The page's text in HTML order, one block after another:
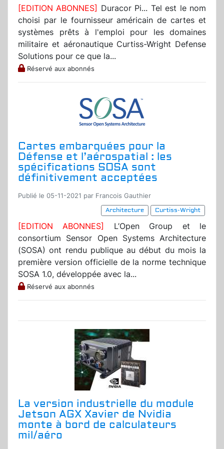
[EDITION ABONNES] Duracor Pi... Tel est le nom
choisi par le fournisseur américain de cartes et
systèmes prêts à l'emploi pour les domaines
militaire et aéronautique Curtiss-Wright Defense
Solutions pour ce que la...
Réservé aux abonnés
Cartes embarquées pour la
Défense et l’aérospatial : les
spécifications SOSA sont
définitivement acceptées
Publié le 05-11-2021 par Francois Gauthier
Architecture
Curtiss-Wright
[EDITION ABONNES] L’Open Group et le
consortium Sensor Open Systems Architecture
(SOSA) ont rendu publique au début du mois la
première version officielle de la norme technique
SOSA 1.0, développée avec la...
Réservé aux abonnés
La version industrielle du module
Jetson AGX Xavier de Nvidia
monte à bord de calculateurs
mil/aéro